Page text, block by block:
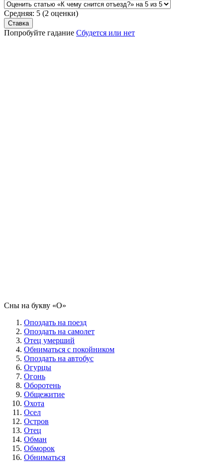
Средняя: 5 (2 оценки)
Попробуйте гадание Сбудется или нет
Сны на букву «О‎»‎
Опоздать на поезд
Опоздать на самолет
Отец умерший
Обниматься с покойником
Опоздать на автобус
Огурцы
Огонь
Оборотень
Общежитие
Охота
Осел
Остров
Отец
Обман
Обморок
Обниматься